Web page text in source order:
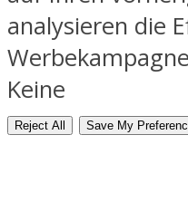
analysieren die
Keine
Reject All Save My